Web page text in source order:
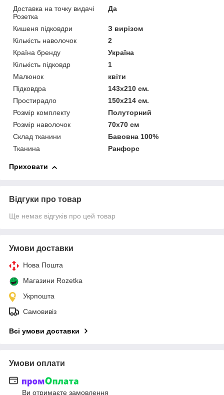
Доставка на точку видачі
Розетка
Да
Кишеня підковдри
З вирізом
Кількість наволочок
2
Країна бренду
Україна
Кількість підковдр
1
Малюнок
квіти
Підковдра
143х210 см.
Простирадло
150х214 см.
Розмір комплекту
Полуторний
Розмір наволочок
70х70 см
Склад тканини
Бавовна 100%
Тканина
Ранфорс
Приховати
Відгуки про товар
Ще немає відгуків про цей товар
Умови доставки
Нова Пошта
Магазини Rozetka
Укрпошта
Самовивіз
Всі умови доставки
Умови оплати
Ви отримаєте замовлення